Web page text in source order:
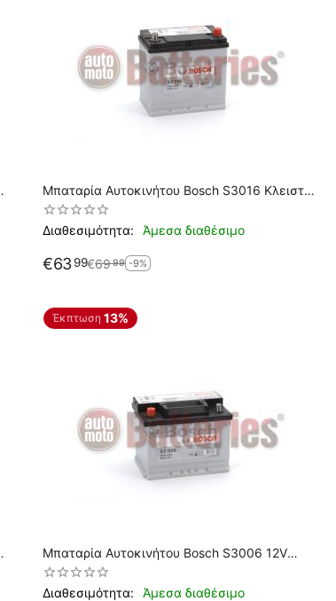
Μπαταρία Αυτοκινήτου Bosch S3016 Κλειστού
Τύπου 45Ah-300A-Εκκίνησης
Διαθεσιμότητα:
Άμεσα διαθέσιμο
€6399€6999 -9%
Έκπτωση 13%
Μπαταρία Αυτοκινήτου Bosch S3006 12V
56AH-480EN A-Εκκίνησης
Διαθεσιμότητα:
Άμεσα διαθέσιμο